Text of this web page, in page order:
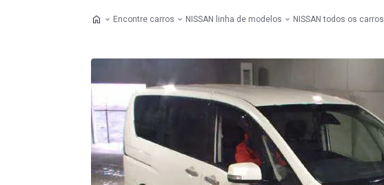
Encontre carros NISSAN linha de modelos NISSAN todos os carros